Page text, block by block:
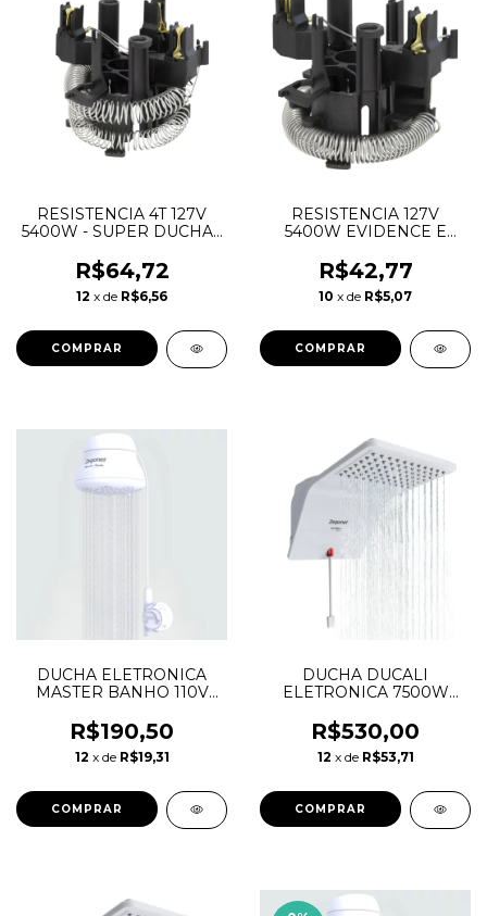
RESISTENCIA 4T 127V
5400W - SUPER DUCHA /
NOSSO / EVIDENCE /
ELEGANCE - FAME
R$64,72
12 x de R$6,56
RESISTENCIA 127V
5400W EVIDENCE E
- FAME
R$42,77
10 x de R$5,07
DUCHA ELETRONICA
MASTER BANHO 110V
R$190,50
12 x de R$19,31
DUCHA DUCALI
ELETRONICA 7500W
R$530,00
12 x de R$53,71